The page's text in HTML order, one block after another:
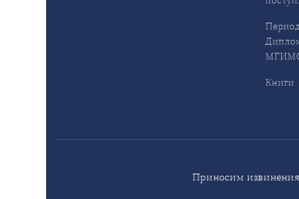
Книги
Приносим извинения